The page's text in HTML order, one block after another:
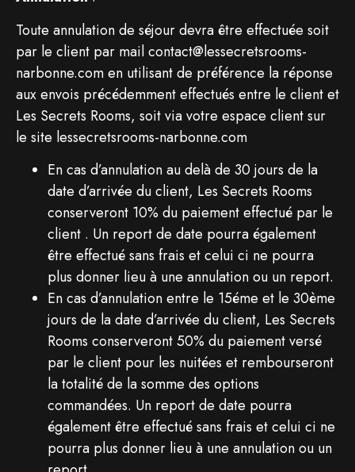
Toute annulation de séjour devra être effectuée soit
par le client par mail contact@lessecretsrooms-
narbonne.com en utilisant de préférence la réponse
aux envois précédemment effectués entre le client et
Les Secrets Rooms, soit via votre espace client sur
le site lessecretsrooms-narbonne.com
En cas d’annulation au delà de 30 jours de la
date d’arrivée du client, Les Secrets Rooms
conserveront 10% du paiement effectué par le
client . Un report de date pourra également
être effectué sans frais et celui ci ne pourra
plus donner lieu à une annulation ou un report.
En cas d’annulation entre le 15éme et le 30ème
jours de la date d’arrivée du client, Les Secrets
Rooms conserveront 50% du paiement versé
par le client pour les nuitées et rembourseront
la totalité de la somme des options
commandées. Un report de date pourra
également être effectué sans frais et celui ci ne
pourra plus donner lieu à une annulation ou un